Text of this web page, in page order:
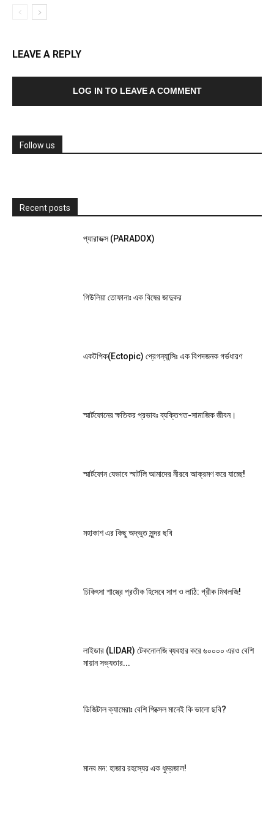
LEAVE A REPLY
LOG IN TO LEAVE A COMMENT
Follow us
Recent posts
প্যারাডক্স (PARADOX)
গিউলিয়া তোফানাঃ এক বিষের জাদুকর
একটপিক(Ectopic) প্রেগন্যান্সিঃ এক বিপদজনক গর্ভধারণ
স্মার্টফোনের ক্ষতিকর প্রভাবঃ ব্যক্তিগত-সামাজিক জীবন।
স্মার্টফোন যেভাবে স্মার্টলি আমাদের নীরবে আক্রমণ করে যাচ্ছে!
মহাকাশ এর কিছু অদ্ভুত সুন্দর ছবি
চিকিৎসা শাস্ত্রে প্রতীক হিসেবে সাপ ও লাঠি: গ্রীক মিথলজি!
লাইডার (LIDAR) টেকনোলজি ব্যবহার করে ৬০০০০ এরও বেশি
মায়ান সভ্যতার...
ডিজিটাল ক্যামেরাঃ বেশি পিক্সেল মানেই কি ভালো ছবি?
মানব মন: হাজার রহস্যের এক ধুম্রজাল!